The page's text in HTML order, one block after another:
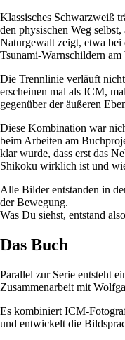
Klassisches Schwarzweiß
den physischen Weg
Naturgewalt zeigt, etwa bei
Tsunami-Warnschildern am
Die Trennlinie verläuft
erscheinen mal als ICM,
gegenüber der äußeren
Diese Kombination war
beim Arbeiten am
klar wurde, dass erst das
Shikoku wirklich ist und
Alle Bilder entstanden in
der Bewegung.
Was Du siehst, entstand
Das Buch
Parallel zur Serie entsteht
Zusammenarbeit mit
Es kombiniert ICM-
und entwickelt die